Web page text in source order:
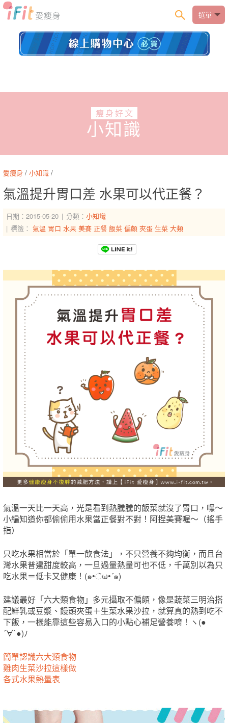
選單
瘦身好文
小知識
愛瘦身 / 小知識 /
氣溫提升胃口差 水果可以代正餐？
日期：2015-05-20 分類： 小知識
標籤： 氣溫 胃口 水果 美賽 正餐 飯菜 偏頗 夾蛋 生菜 大類
氣溫一天比一天高，光是看到熱騰騰的飯菜就沒了胃口，嘿～
小編知道你都偷偷用水果當正餐對不對！阿捏美賽喔～（搖手
指）
只吃水果相當於「單一飲食法」，不只營養不夠均衡，而且台
灣水果普遍甜度較高，一旦過量熱量可也不低，千萬別以為只
吃水果＝低卡又健康！(๑•ૅω•´๑)
建議最好「六大類食物」多元攝取不偏頗，像是蔬菜三明治搭
配鮮乳或豆漿、饅頭夾蛋＋生菜水果沙拉，就算真的熱到吃不
下飯，一樣能靠這些容易入口的小點心補足營養唷！ヽ(●
´∀`●)ﾉ
簡單認識六大類食物
雞肉生菜沙拉這樣做
各式水果熱量表